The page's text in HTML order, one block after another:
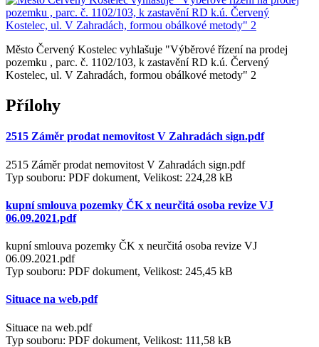
Město Červený Kostelec vyhlašuje "Výběrové řízení na prodej
pozemku , parc. č. 1102/103, k zastavění RD k.ú. Červený
Kostelec, ul. V Zahradách, formou obálkové metody" 2
Přílohy
2515 Záměr prodat nemovitost V Zahradách sign.pdf
2515 Záměr prodat nemovitost V Zahradách sign.pdf
Typ souboru: PDF dokument, Velikost: 224,28 kB
kupní smlouva pozemky ČK x neurčitá osoba revize VJ
06.09.2021.pdf
kupní smlouva pozemky ČK x neurčitá osoba revize VJ
06.09.2021.pdf
Typ souboru: PDF dokument, Velikost: 245,45 kB
Situace na web.pdf
Situace na web.pdf
Typ souboru: PDF dokument, Velikost: 111,58 kB